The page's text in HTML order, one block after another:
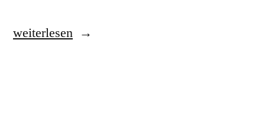
weiterlesen